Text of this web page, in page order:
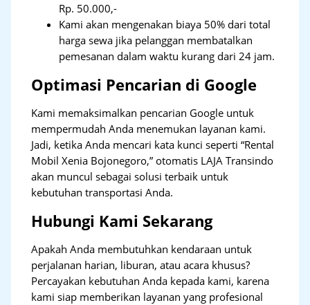
Rp. 50.000,-
Kami akan mengenakan biaya 50% dari total
harga sewa jika pelanggan membatalkan
pemesanan dalam waktu kurang dari 24 jam.
Optimasi Pencarian di Google
Kami memaksimalkan pencarian Google untuk
mempermudah Anda menemukan layanan kami.
Jadi, ketika Anda mencari kata kunci seperti “Rental
Mobil Xenia Bojonegoro,” otomatis LAJA Transindo
akan muncul sebagai solusi terbaik untuk
kebutuhan transportasi Anda.
Hubungi Kami Sekarang
Apakah Anda membutuhkan kendaraan untuk
perjalanan harian, liburan, atau acara khusus?
Percayakan kebutuhan Anda kepada kami, karena
kami siap memberikan layanan yang profesional